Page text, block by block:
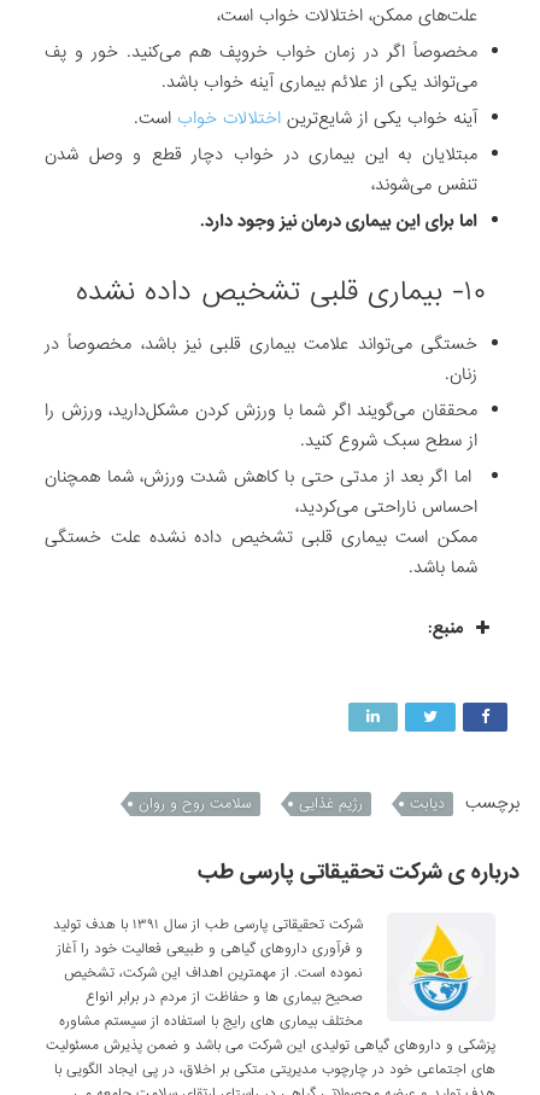
علت‌های ممکن، اختلالات خواب است،
مخصوصاً اگر در زمان خواب خروپف هم می‌کنید. خور و پف
می‌تواند یکی از علائم بیماری آینه خواب باشد.
آینه خواب یکی از شایع‌تریناختلالات خواب است.
مبتلایان به این بیماری در خواب دچار قطع و وصل شدن
تنفس می‌شوند،
اما برای این بیماری درمان نیز وجود دارد.
خستگی می‌تواند علامت بیماری قلبی نیز باشد، مخصوصاً در
زنان.
محققان می‌گویند اگر شما با ورزش کردن مشکل‌دارید، ورزش را
از سطح سبک شروع کنید.
اما اگر بعد از مدتی حتی با کاهش شدت ورزش، شما همچنان
احساس ناراحتی می‌کردید،
ممکن است بیماری قلبی تشخیص داده نشده علت خستگی
شما باشد.
منبع:
برچسب دیابت رژیم غذایی سلامت روح و روان
درباره ی شرکت تحقیقاتی پارسی طب
شرکت تحقیقاتی پارسی طب از سال ۱۳۹۱ با هدف تولید
و فرآوری داروهای گیاهی و طبیعی فعالیت خود را آغاز
نموده است. از مهمترین اهداف این شرکت، تشخیص
صحیح بیماری ها و حفاظت از مردم در برابر انواع
مختلف بیماری های رایج با استفاده از سیستم مشاوره
پزشکی و داروهای گیاهی تولیدی این شرکت می باشد و ضمن پذیرش مسئولیت
های اجتماعی خود در چارچوب مدیریتی متکی بر اخلاق، در پی ایجاد الگویی با